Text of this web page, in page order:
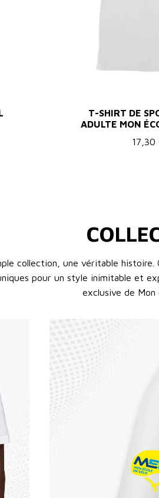
T-SHIRT DE
ADULTE MON
17,30
collection, une véritable
pour un style inimitable et
exclusive de Mon